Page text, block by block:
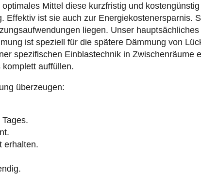
Mittel diese kurzfristig und
Effektiv ist sie auch zur Energiekostenersparnis.
liegen. Unser
ist speziell für die spätere Dämmung von
spezifischen Einblastechnik in Zwischenräume
auffüllen.
überzeugen:
erhalten.